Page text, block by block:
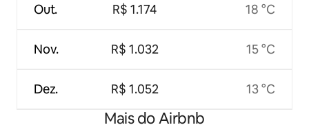
Out.
Nov.
Dez.
R$ 1.174
R$ 1.032
R$ 1.052
18 °C
15 °C
13 °C
Mais do Airbnb